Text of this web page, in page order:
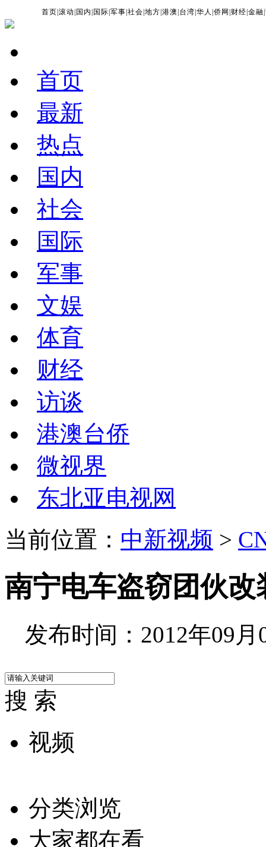
首页 |滚动 国内 国际 |军事 |社会 |地方 |港澳 台湾 |华人 |侨网 财经 |金融 |
首页
最新
热点
国内
社会
国际
军事
文娱
体育
财经
访谈
港澳台侨
微视界
东北亚电视网
当前位置： 中新视频 >
南宁电车盗窃团伙
发布时间：2012年09月
搜 索
视频
分类浏览
大家都在看